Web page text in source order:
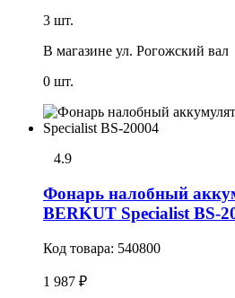
3 шт.
В магазине ул. Рогожский вал
0 шт.
4.9
Фонарь налобный
BERKUT Specialist BS-
Код товара: 540800
1 987 ₽